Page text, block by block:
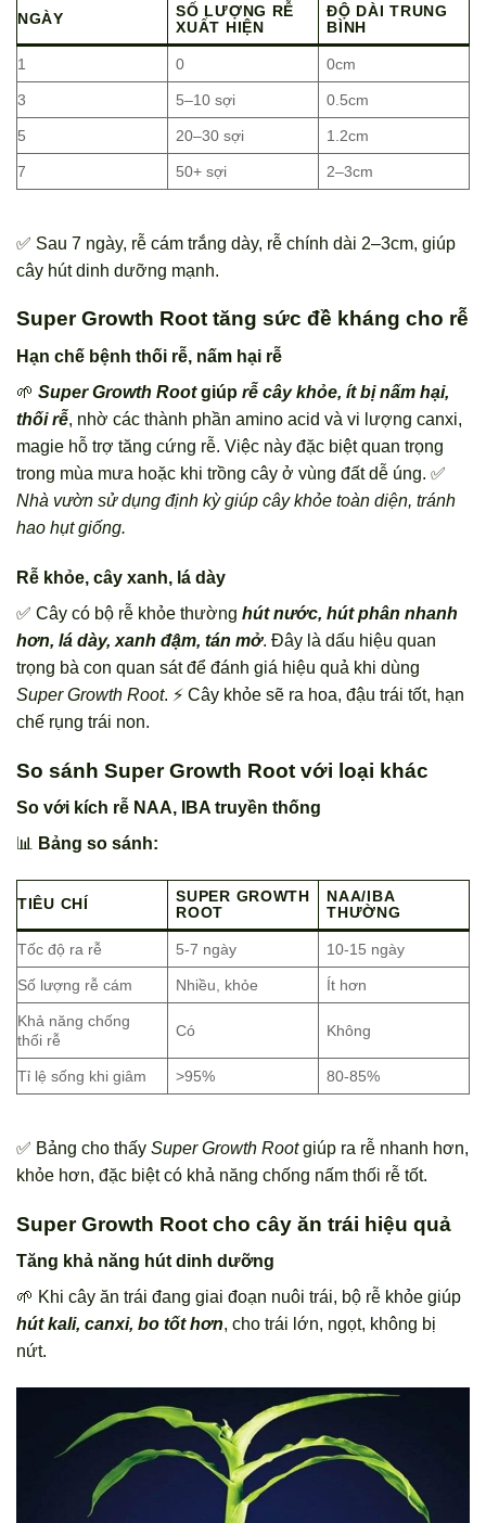
NGÀY
SỐ LƯỢNG RỄ
XUẤT HIỆN
ĐỘ DÀI TRUNG
BÌNH
1 0 0cm
3 5–10 sợi 0.5cm
5 20–30 sợi 1.2cm
7 50+ sợi 2–3cm
✅ Sau 7 ngày, rễ cám trắng dày, rễ chính dài 2–3cm, giúp
cây hút dinh dưỡng mạnh.
Super Growth Root tăng sức đề kháng cho rễ
Hạn chế bệnh thối rễ, nấm hại rễ
🌱 Super Growth Rootgiúp rễ cây khỏe, ít bị nấm hại,
thối rễ, nhờ các thành phần amino acid và vi lượng canxi,
magie hỗ trợ tăng cứng rễ. Việc này đặc biệt quan trọng
trong mùa mưa hoặc khi trồng cây ở vùng đất dễ úng. ✅
Nhà vườn sử dụng định kỳ giúp cây khỏe toàn diện, tránh
hao hụt giống.
Rễ khỏe, cây xanh, lá dày
✅ Cây có bộ rễ khỏe thường hút nước, hút phân nhanh
hơn, lá dày, xanh đậm, tán mở. Đây là dấu hiệu quan
trọng bà con quan sát để đánh giá hiệu quả khi dùng
Super Growth Root. ⚡ Cây khỏe sẽ ra hoa, đậu trái tốt, hạn
chế rụng trái non.
So sánh Super Growth Root với loại khác
So với kích rễ NAA, IBA truyền thống
📊
Bảng so sánh:
TIÊU CHÍ
SUPER GROWTH
ROOT
NAA/IBA
THƯỜNG
Tốc độ ra rễ 5-7 ngày 10-15 ngày
Số lượng rễ cám Nhiều, khỏe Ít hơn
Khả năng chống
thối rễ
Có Không
Tỉ lệ sống khi giâm >95% 80-85%
✅ Bảng cho thấy Super Growth Rootgiúp ra rễ nhanh hơn,
khỏe hơn, đặc biệt có khả năng chống nấm thối rễ tốt.
Super Growth Root cho cây ăn trái hiệu quả
Tăng khả năng hút dinh dưỡng
🌱 Khi cây ăn trái đang giai đoạn nuôi trái, bộ rễ khỏe giúp
hút kali, canxi, bo tốt hơn, cho trái lớn, ngọt, không bị
nứt.